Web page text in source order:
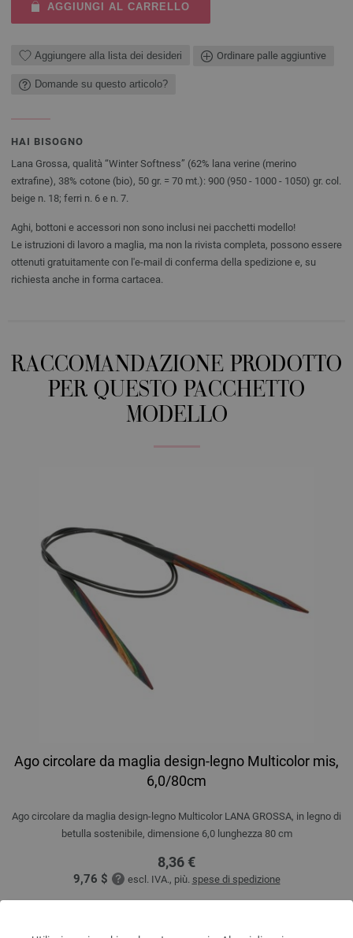
AGGIUNGI AL CARRELLO
Aggiungere alla lista dei desideri Ordinare palle aggiuntive
Domande su questo articolo?
HAI BISOGNO
Lana Grossa, qualità “Winter Softness” (62% lana verine (merino
extrafine), 38% cotone (bio), 50 gr. = 70 mt.): 900 (950 - 1000 - 1050) gr. col.
beige n. 18; ferri n. 6 e n. 7.
Aghi, bottoni e accessori non sono inclusi nei pacchetti modello!
Le istruzioni di lavoro a maglia, ma non la rivista completa, possono essere
ottenuti gratuitamente con l'e-mail di conferma della spedizione e, su
richiesta anche in forma cartacea.
RACCOMANDAZIONE PRODOTTO
PER QUESTO PACCHETTO
MODELLO
Ago circolare da maglia design-legno Multicolor mis,
6,0/80cm
Ago circolare da maglia design-legno Multicolor LANA GROSSA, in legno di
betulla sostenibile, dimensione 6,0 lunghezza 80 cm
8,36 €
9,76 $ escl. IVA., più. spese di spedizione